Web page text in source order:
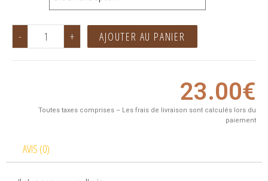
- + AJOUTER AU PANIER
23.00€
Toutes taxes comprises – Les frais de livraison sont calculés lors du
paiement
AVIS (0)